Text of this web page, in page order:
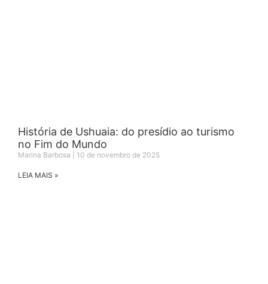
História de Ushuaia: do presídio ao turismo
no Fim do Mundo
Marina Barbosa 10 de novembro de 2025
LEIA MAIS »